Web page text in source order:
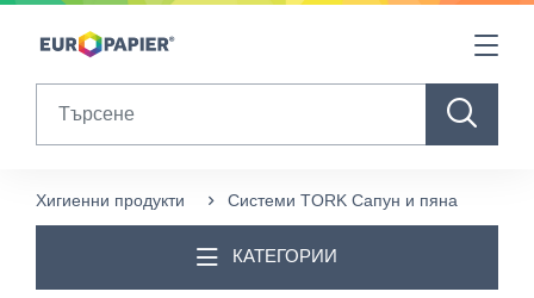
Table Of Content
Хигиенни продукти Системи TORK Сапун и пяна
КАТЕГОРИИ